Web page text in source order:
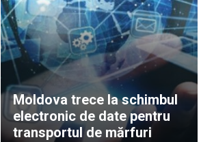
Moldova trece la schimbul
electronic de date pentru
transportul de mărfuri